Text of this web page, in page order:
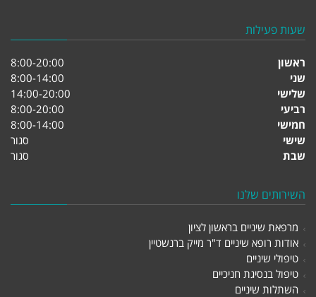
שעות פעילות
ראשון
8:00-20:00
שני
8:00-14:00
שלישי
14:00-20:00
רביעי
8:00-20:00
חמישי
8:00-14:00
שישי
סגור
שבת
סגור
השירותים שלנו
מרפאת שיניים בראשון לציון
אודות רופא שיניים ד"ר מייק ברנשטיין
טיפולי שיניים
טיפול בנסיגת חניכיים
השתלות שיניים